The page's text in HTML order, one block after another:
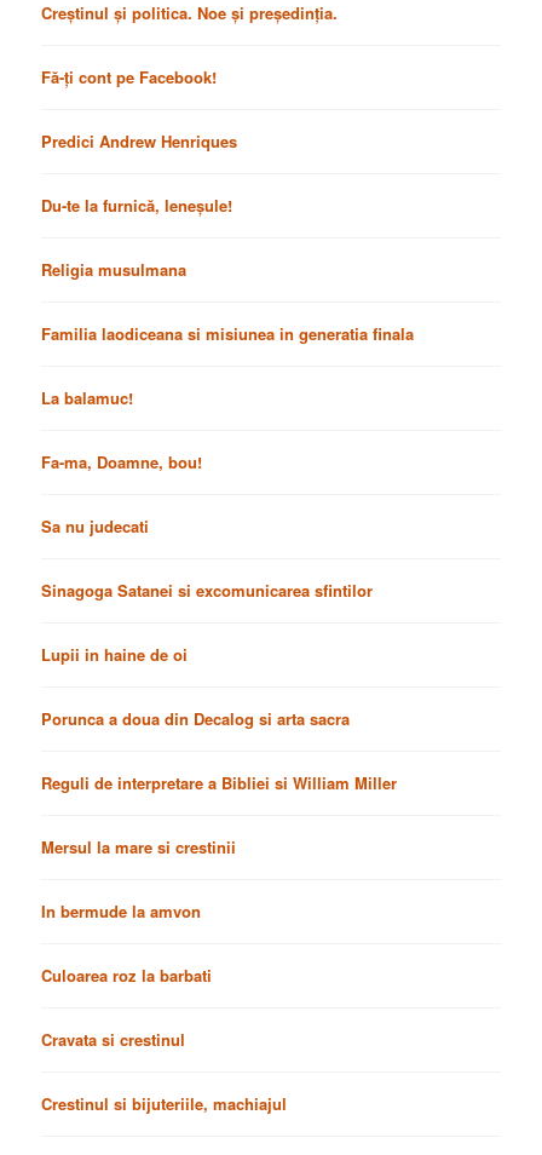
Creștinul și politica. Noe și președinția.
Fă-ți cont pe Facebook!
Predici Andrew Henriques
Du-te la furnică, leneșule!
Religia musulmana
Familia laodiceana si misiunea in generatia finala
La balamuc!
Fa-ma, Doamne, bou!
Sa nu judecati
Sinagoga Satanei si excomunicarea sfintilor
Lupii in haine de oi
Porunca a doua din Decalog si arta sacra
Reguli de interpretare a Bibliei si William Miller
Mersul la mare si crestinii
In bermude la amvon
Culoarea roz la barbati
Cravata si crestinul
Crestinul si bijuteriile, machiajul